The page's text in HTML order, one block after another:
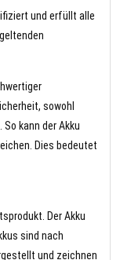
und erfüllt alle
sowohl
kann der Akku
Dies bedeutet
Der Akku
sind nach
und zeichnen